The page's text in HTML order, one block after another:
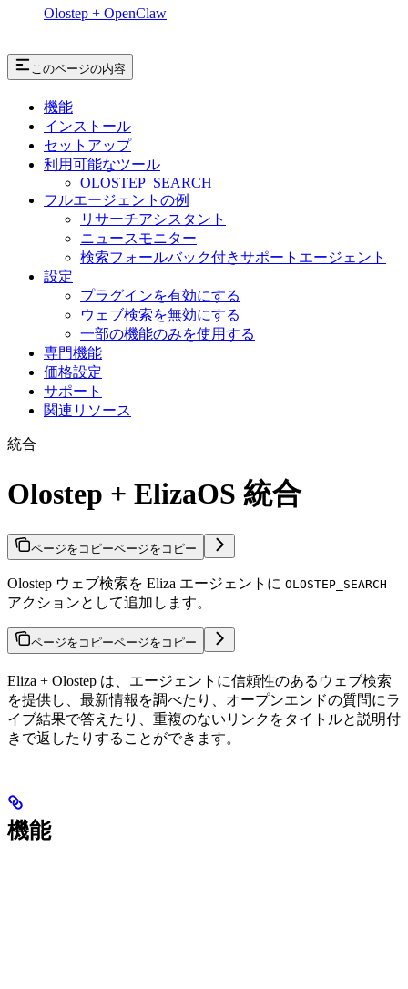
Olostep + OpenClaw
このページの内容
機能
インストール
セットアップ
利用可能なツール
OLOSTEP_SEARCH
フルエージェントの例
リサーチアシスタント
ニュースモニター
検索フォールバック付きサポートエージェント
設定
プラグインを有効にする
ウェブ検索を無効にする
一部の機能のみを使用する
専門機能
価格設定
サポート
関連リソース
統合
Olostep + ElizaOS 統合
ページをコピーページをコピー
Olostep ウェブ検索を Eliza エージェントに OLOSTEP_SEARCH
アクションとして追加します。
ページをコピーページをコピー
Eliza + Olostep は、エージェントに信頼性のあるウェブ検索
を提供し、最新情報を調べたり、オープンエンドの質問にラ
イブ結果で答えたり、重複のないリンクをタイトルと説明付
きで返したりすることができます。
機能